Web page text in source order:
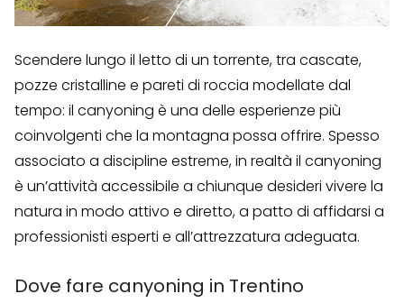
Scendere lungo il letto di un torrente, tra cascate,
pozze cristalline e pareti di roccia modellate dal
tempo: il canyoning è una delle esperienze più
coinvolgenti che la montagna possa offrire. Spesso
associato a discipline estreme, in realtà il canyoning
è un’attività accessibile a chiunque desideri vivere la
natura in modo attivo e diretto, a patto di affidarsi a
professionisti esperti e all’attrezzatura adeguata.
Dove fare canyoning in Trentino